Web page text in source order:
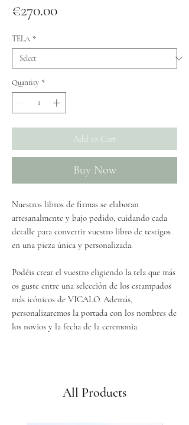
€270.00Price
TELA *
Quantity *
Add to Cart
Buy Now
Nuestros libros de firmas se elaboran
artesanalmente y bajo pedido, cuidando cada
detalle para convertir vuestro libro de testigos
en una pieza única y personalizada.
Podéis crear el vuestro eligiendo la tela que más
os guste entre una selección de los estampados
más icónicos de VICALO. Además,
personalizaremos la portada con los nombres de
los novios y la fecha de la ceremonia.
necesaria para preparar el diseño previo de
All Products